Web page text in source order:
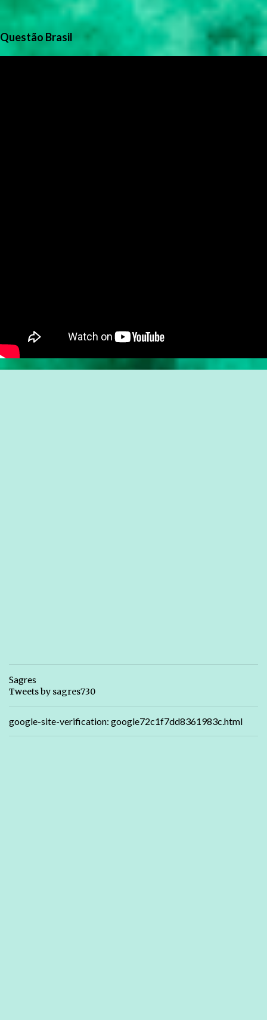
Questão Brasil
Sagres
Tweets by sagres730
google-site-verification: google72c1f7dd8361983c.html